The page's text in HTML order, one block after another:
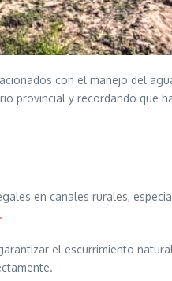
con el manejo del
provincial y recordando que
en canales rurales,
el escurrimiento